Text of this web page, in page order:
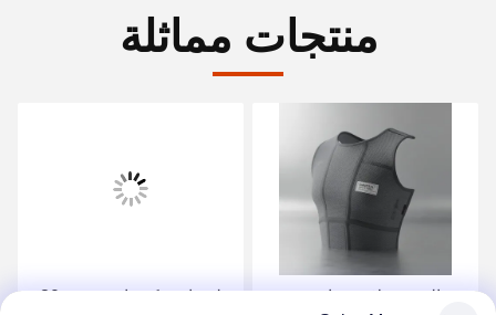
منتجات مماثلة
نوع الختم: ملابس واقية من
بدلة واقية كيميائية بوزن 30